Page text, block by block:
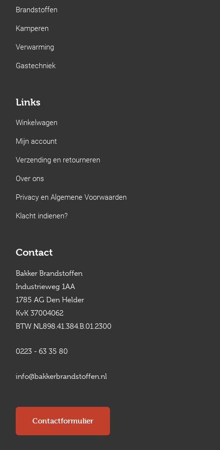
Brandstoffen
Kamperen
Verwarming
Gastechniek
Links
Winkelwagen
Mijn account
Verzending en retourneren
Over ons
Privacy en Algemene Voorwaarden
Klacht indienen?
Contact
Bakker Brandstoffen
Industrieweg 1AA
1785 AG Den Helder
KvK 37004062
BTW NL898.41.384.B.01.2300
0223 - 63 35 80
info@bakkerbrandstoffen.nl
Contactformulier